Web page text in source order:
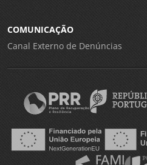
COMUNICAÇÃO
Canal Externo de Denúncias